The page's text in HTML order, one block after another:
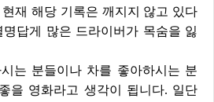
재 해당 기록은 깨지지 않고 있다
답게 많은 드라이버가 목숨을 잃
을 영화라고 생각이 됩니다. 일단